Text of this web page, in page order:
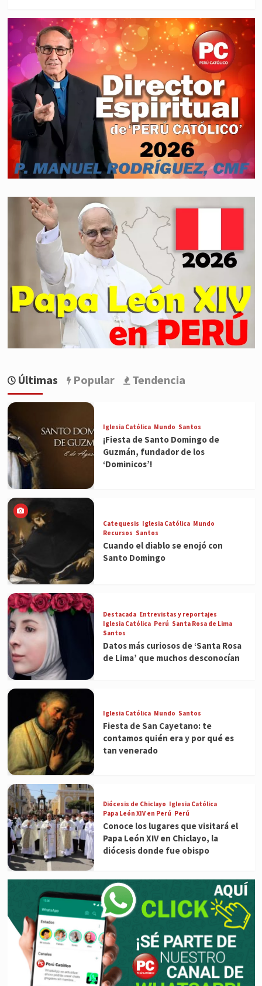
Últimas Popular Tendencia
Iglesia Católica Mundo Santos
¡Fiesta de Santo Domingo de
Guzmán, fundador de los
‘Dominicos’!
Catequesis Iglesia Católica Mundo
Recursos Santos
Cuando el diablo se enojó con
Santo Domingo
Destacada Entrevistas y reportajes
Iglesia Católica Perú Santa Rosa de Lima
Santos
Datos más curiosos de ‘Santa Rosa
de Lima’ que muchos desconocían
Iglesia Católica Mundo Santos
Fiesta de San Cayetano: te
contamos quién era y por qué es
tan venerado
Diócesis de Chiclayo Iglesia Católica
Papa León XIV en Perú Perú
Conoce los lugares que visitará el
Papa León XIV en Chiclayo, la
diócesis donde fue obispo